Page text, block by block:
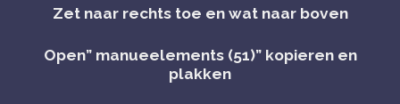
Zet naar rechts toe en wat naar boven
Open” manueelements (51)” kopieren en
plakken